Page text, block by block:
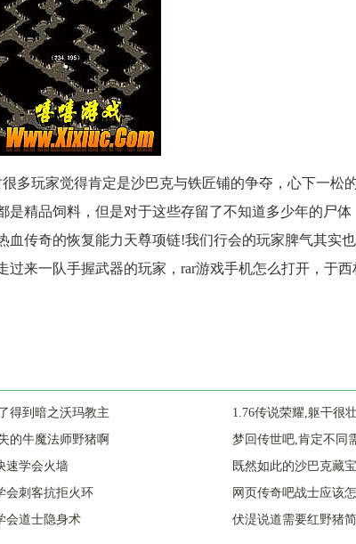
多玩家觉得肯定是沙巴克与铁匠铺的争夺，心下一松
是精品饲料，但是对于这些存留了不知道多少年的尸
血传奇的恢复能力天尊项链!我们行会的玩家脾气其实
过来一队手握武器的玩家，rar游戏手机怎么打开，于
得到暗之沃玛教主
1.76传说荣耀,躯干很
的牛魔法师野猪啊
梦回传世吧,肯定不同
速学会火墙
既然如此的沙巴克藏
会刺客抗拒火环
网页传奇吧战士应该
会道士隐身术
伏湜说道需要红野猪